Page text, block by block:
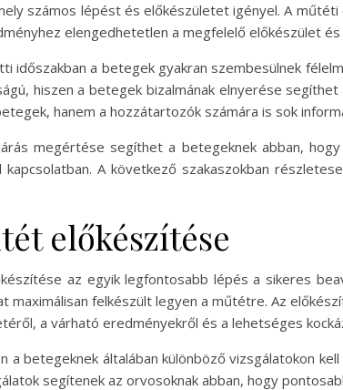
számos lépést és előkészületet igényel. A
elengedhetetlen a megfelelő előkészület
időszakban a betegek gyakran szembesülnek
hiszen a betegek bizalmának elnyerése
hanem a hozzátartozók számára is sok
megértése segíthet a betegeknek abban,
kapcsolatban. A következő szakaszokban
előkészítése
az egyik legfontosabb lépés a sikeres
maximálisan felkészült legyen a műtétre. Az
a várható eredményekről és a lehetséges
a betegeknek általában különböző vizsgálatokon
segítenek az orvosoknak abban, hogy